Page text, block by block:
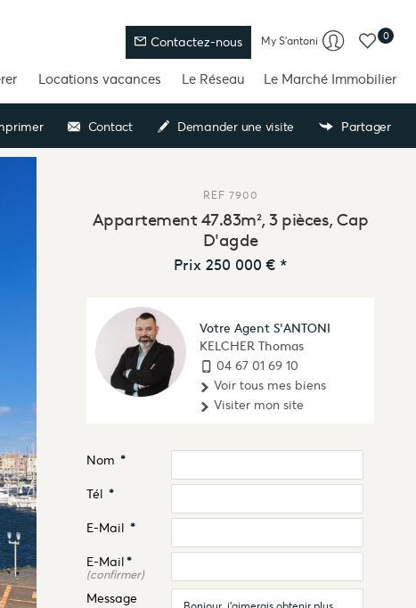
Locations vacances Le Réseau Le Marché Immobilier
Contactez-nous My S'antoni 0
Contact Demander une visite Partager
REF 7900
Appartement 47.83m², 3 pièces, Cap
D'agde
Prix 250 000 € *
Votre Agent S'ANTONI
KELCHER Thomas
04 67 01 69 10
Voir tous mes biens
Visiter mon site
Nom *
Tél *
E-Mail *
E-Mail*
(confirmer)
Message